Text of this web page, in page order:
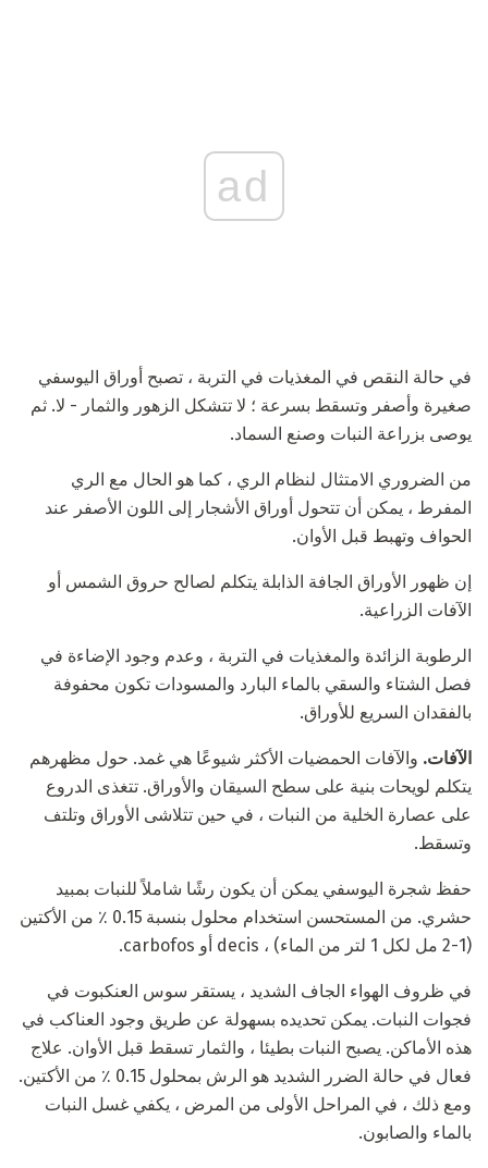
ad
في حالة النقص في المغذيات في التربة ، تصبح أوراق اليوسفي
صغيرة وأصفر وتسقط بسرعة ؛ لا تتشكل الزهور والثمار - لا. ثم
يوصى بزراعة النبات وصنع السماد.
من الضروري الامتثال لنظام الري ، كما هو الحال مع الري
المفرط ، يمكن أن تتحول أوراق الأشجار إلى اللون الأصفر عند
الحواف وتهبط قبل الأوان.
إن ظهور الأوراق الجافة الذابلة يتكلم لصالح حروق الشمس أو
الآفات الزراعية.
الرطوبة الزائدة والمغذيات في التربة ، وعدم وجود الإضاءة في
فصل الشتاء والسقي بالماء البارد والمسودات تكون محفوفة
بالفقدان السريع للأوراق.
الآفات. والآفات الحمضيات الأكثر شيوعًا هي غمد. حول مظهرهم
يتكلم لويحات بنية على سطح السيقان والأوراق. تتغذى الدروع
على عصارة الخلية من النبات ، في حين تتلاشى الأوراق وتلتف
وتسقط.
حفظ شجرة اليوسفي يمكن أن يكون رشًا شاملاً للنبات بمبيد
حشري. من المستحسن استخدام محلول بنسبة 0.15 ٪ من الأكتين
(1-2 مل لكل 1 لتر من الماء) ، decis أو carbofos.
في ظروف الهواء الجاف الشديد ، يستقر سوس العنكبوت في
فجوات النبات. يمكن تحديده بسهولة عن طريق وجود العناكب في
هذه الأماكن. يصبح النبات بطيئا ، والثمار تسقط قبل الأوان. علاج
فعال في حالة الضرر الشديد هو الرش بمحلول 0.15 ٪ من الأكتين.
ومع ذلك ، في المراحل الأولى من المرض ، يكفي غسل النبات
بالماء والصابون.